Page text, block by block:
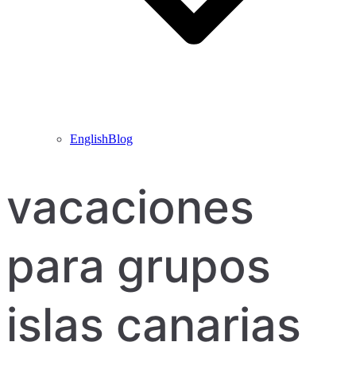
EnglishBlog
vacaciones
para grupos
islas canarias